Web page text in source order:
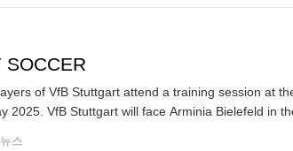
SOCCER
of VfB Stuttgart attend a training session at
2025. VfB Stuttgart will face Arminia Bielefeld in
스